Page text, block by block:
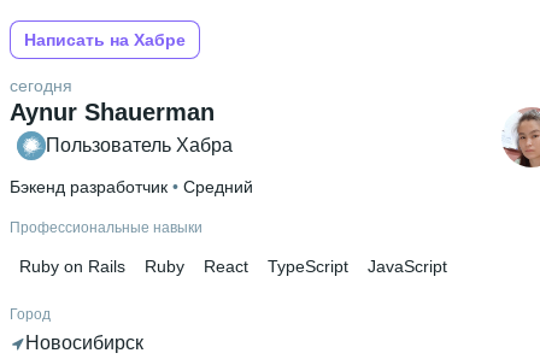
Написать на Хабре
Aynur Shauerman
сегодня
Пользователь Хабра
Бэкенд разработчик • Средний
Профессиональные навыки
Ruby on Rails Ruby React TypeScript JavaScript
Город
Новосибирск